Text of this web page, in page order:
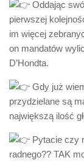
Oddając
pierwszej
im więcej
on mandatów
D’Hondta.
Gdy już
przydzielane są
największą ilość
Pytacie czy
radnego?? TAK